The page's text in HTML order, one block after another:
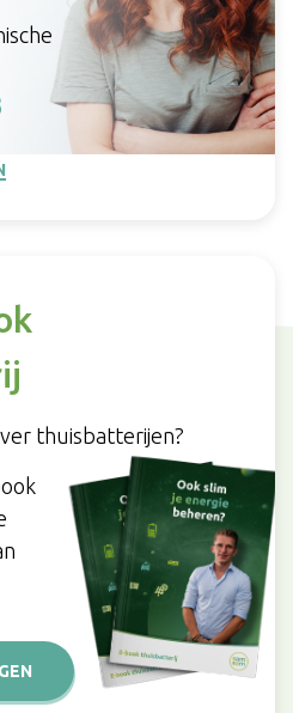
thuisbatterijen?